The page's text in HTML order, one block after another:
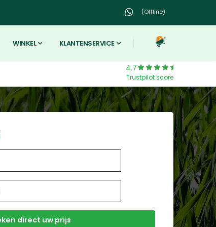
(Offline)
WINKEL KLANTENSERVICE 3
4.7
Trustpilot score